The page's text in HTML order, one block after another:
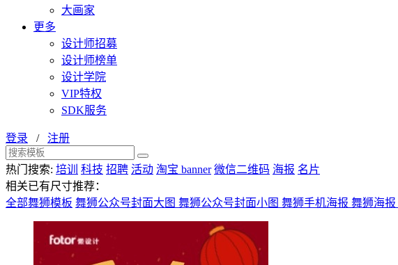
大画家
更多
设计师招募
设计师榜单
设计学院
VIP特权
SDK服务
登录 / 注册
热门搜索: 培训 科技 招聘 活动 淘宝 banner 微信二维码 海报 名片
相关已有尺寸推荐：
全部舞狮模板 舞狮公众号封面大图 舞狮公众号封面小图 舞狮手机海报 舞狮海报